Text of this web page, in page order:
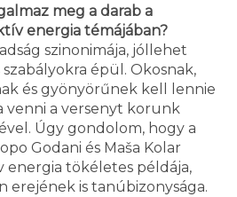
meg a darab a
energia témájában?
szinonimája, jóllehet
épül. Okosnak,
és gyönyörűnek kell lennie
venni a versenyt korunk
Úgy gondolom, hogy a
Godani és Maša Kolar
energia tökéletes példája,
erejének is tanúbizonysága.